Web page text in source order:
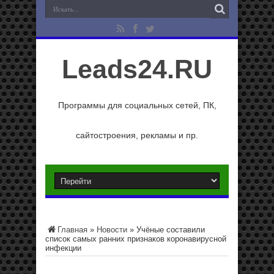
Leads24.RU
Программы для социальных сетей, ПК,
сайтостроения, рекламы и пр.
Главная » Новости » Учёные составили
список самых ранних признаков коронавирусной
инфекции